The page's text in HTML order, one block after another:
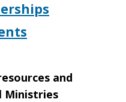
and
Ministries